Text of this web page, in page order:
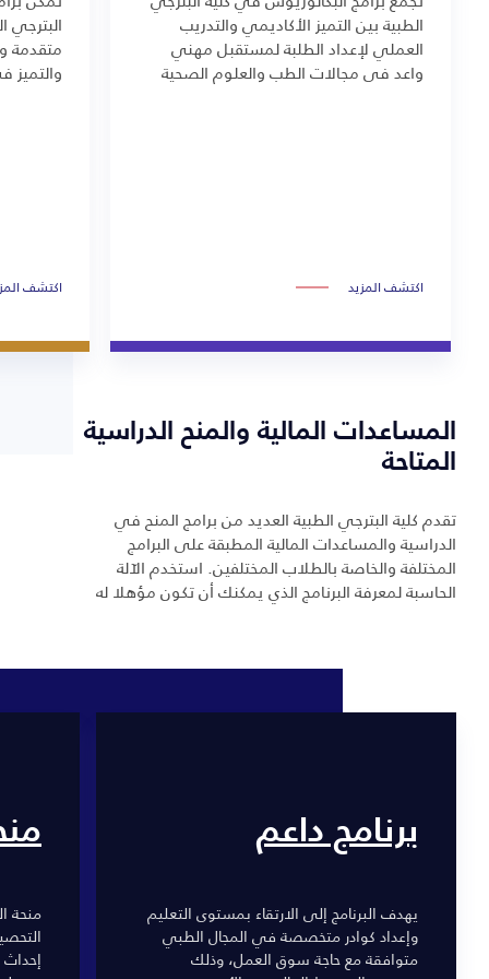
الطبية بين التميز الأكاديمي والتدريب
العملي لإعداد الطلبة لمستقبل مهني
واعد في مجالات الطب والعلوم الصحية
اكتشف المزيد
متقدمة
والتميز
اكتشف
المساعدات المالية والمنح الدراسية
المتاحة
تقدم كلية البترجي الطبية العديد من برامج المنح في
الدراسية والمساعدات المالية المطبقة على البرامج
المختلفة والخاصة بالطلاب المختلفين. استخدم الآلة
الحاسبة لمعرفة البرنامج الذي يمكنك أن تكون مؤهلا له
برنامج داعم
يهدف البرنامج إلى الارتقاء بمستوى التعليم
وإعداد كوادر متخصصة في المجال الطبي
متوافقة مع حاجة سوق العمل، وذلك
منحة